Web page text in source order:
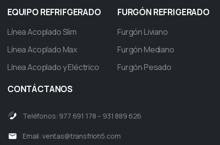
EQUIPO REFRIFGERADO
Línea Acoplado Slim
Línea Acoplado Max
Línea Acoplado y Eléctrico
FURGÓN REFRIGERADO
Furgón Liviano
Furgón Mediano
Furgón Pesado
CONTÁCTANOS
Teléfonos: 977 691 178 – 931 889 626
Email: ventas@transfrioh5.com